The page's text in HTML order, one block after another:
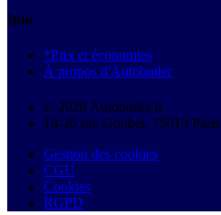
Info
*Prix et économies
À propos d'Autobutler
© 2026 Autobutler.fr
18-26 rue Goubet, 75019 Paris
Gestion des cookies
CGU
Cookies
RGPD